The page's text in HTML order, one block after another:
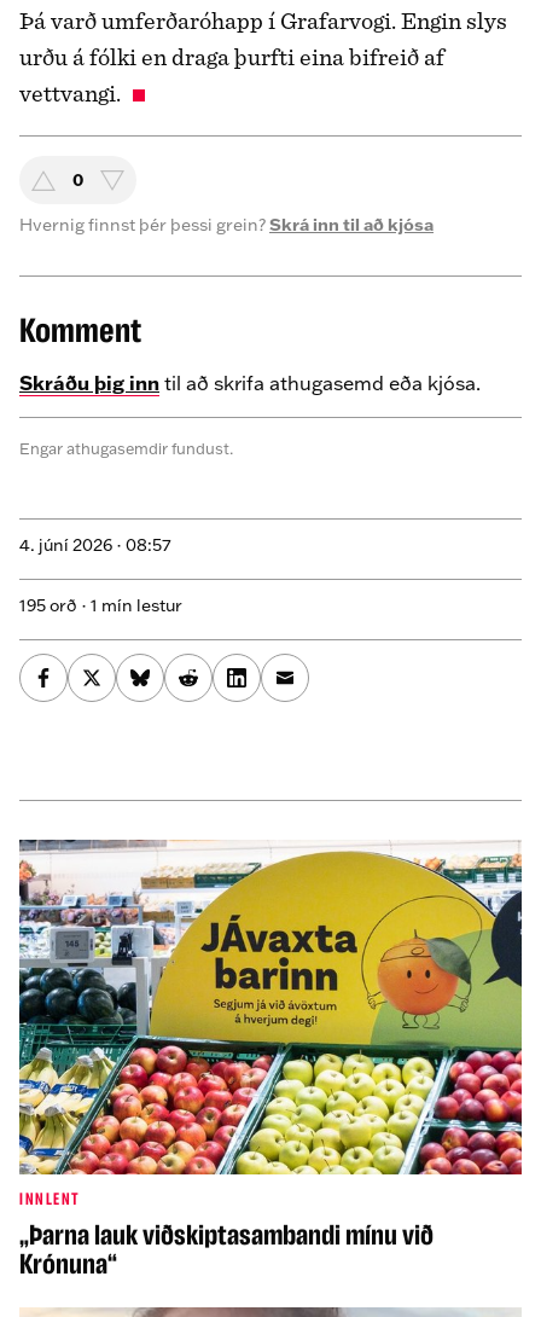
Þá varð umferðaróhapp í Grafarvogi. Engin slys
urðu á fólki en draga þurfti eina bifreið af
vettvangi.
0
Hvernig finnst þér þessi grein?Skrá inn til að kjósa
Komment
Skráðu þig inn til að skrifa athugasemd eða kjósa.
Engar athugasemdir fundust.
4. júní 2026 · 08:57
195 orð · 1 mín lestur
INNLENT
„Þarna lauk viðskiptasambandi mínu við
Krónuna“